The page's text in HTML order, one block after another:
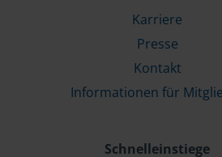
Karriere
Presse
Kontakt
Informationen für
Schnelleinstiege